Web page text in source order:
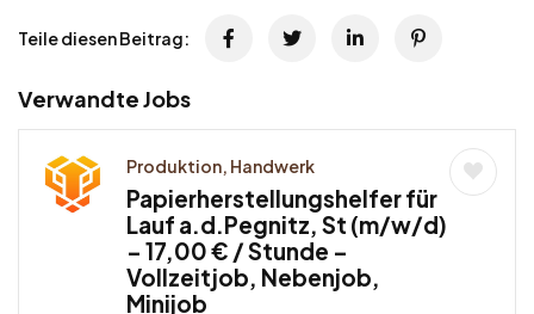
Teile diesen Beitrag:
Verwandte Jobs
Produktion, Handwerk
Papierherstellungshelfer für
Lauf a.d.Pegnitz, St (m/w/d)
– 17,00 € / Stunde –
Vollzeitjob, Nebenjob,
Minijob